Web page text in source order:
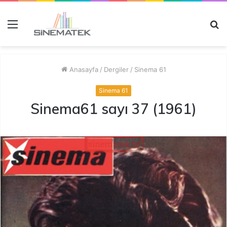
Menü
Anasayfa / Dergiler / Sinema 61
Sinema 61
Sinema61 sayı 37 (1961)